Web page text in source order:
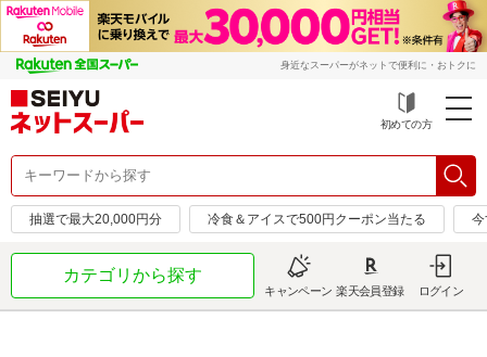
身近なスーパーがネットで便利に・おトクに
初めての方
抽選で最大20,000円分 冷食＆アイスで500円クーポン当たる
カテゴリから探す
キャンペーン 楽天会員登録 ログイン